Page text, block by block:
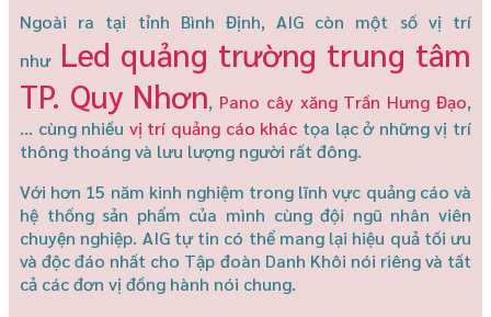
Ngoài ra tại tỉnh Bình Định, AIG còn một số vị trí
như Led quảng trường trung tâm
TP. Quy Nhơn, Pano cây xăng Trần Hưng Đạo,
… cùng nhiều vị trí quảng cáo khác tọa lạc ở những vị trí
thông thoáng và lưu lượng người rất đông.
Với hơn 15 năm kinh nghiệm trong lĩnh vực quảng cáo và
hệ thống sản phẩm của mình cùng đội ngũ nhân viên
chuyện nghiệp. AIG tự tin có thể mang lại hiệu quả tối ưu
và độc đáo nhất cho Tập đoàn Danh Khôi nói riêng và tất
cả các đơn vị đồng hành nói chung.